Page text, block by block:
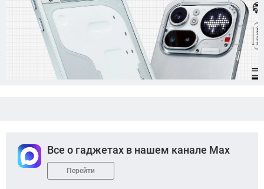
Все о гаджетах в нашем канале Max
Перейти